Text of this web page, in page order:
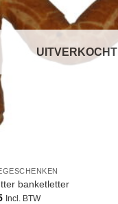
UITVERKOCHT
banketletter
Incl. BTW